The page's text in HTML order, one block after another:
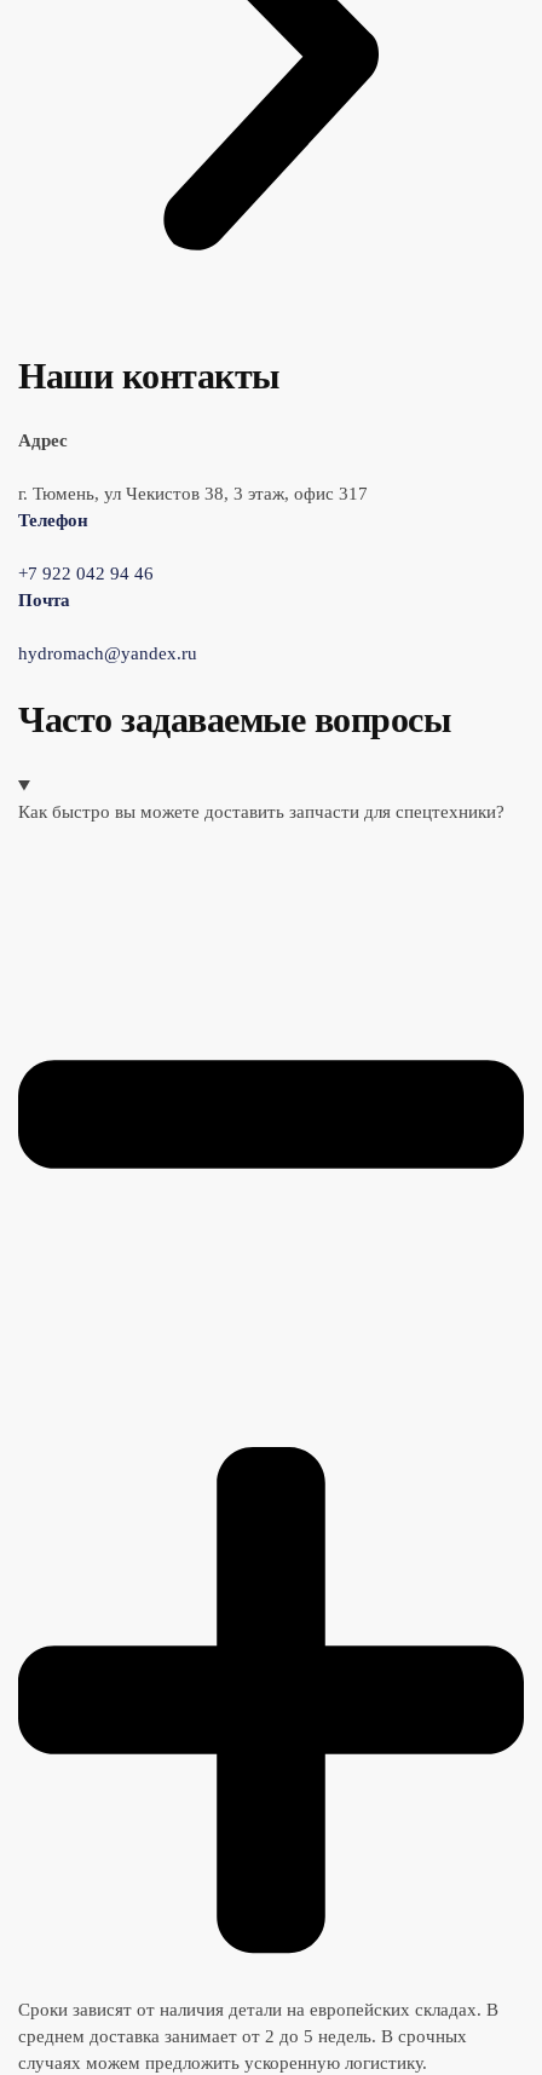
Наши контакты
Адрес
г. Тюмень, ул Чекистов 38, 3 этаж, офис 317
Телефон
+7 922 042 94 46
Почта
hydromach@yandex.ru
Часто задаваемые вопросы
Как быстро вы можете доставить запчасти для спецтехники?
Сроки зависят от наличия детали на европейских складах. В
среднем доставка занимает от 2 до 5 недель. В срочных
случаях можем предложить ускоренную логистику.